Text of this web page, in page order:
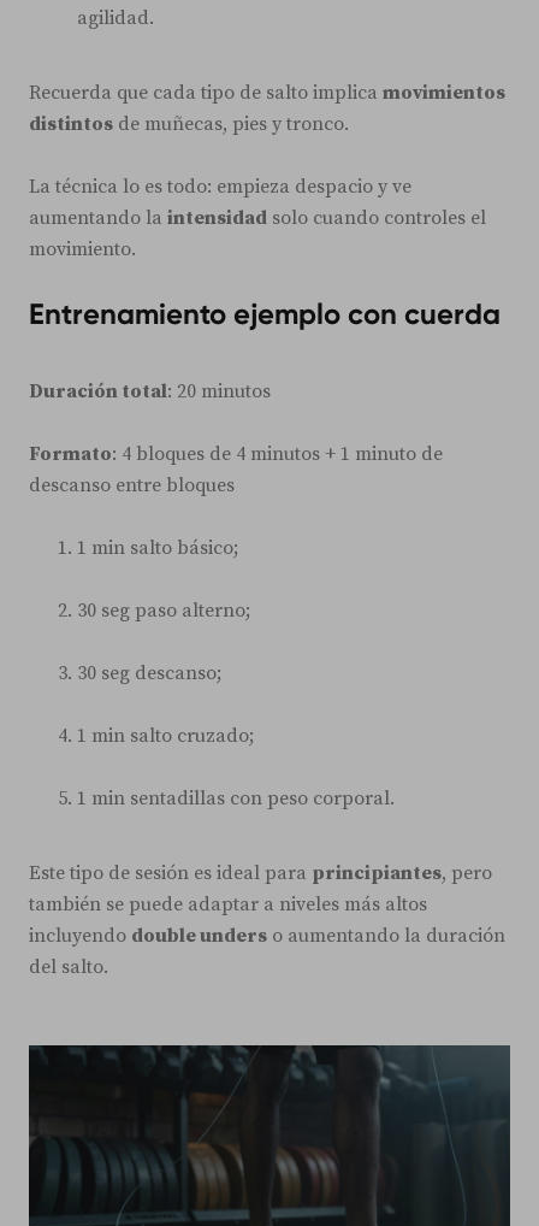
agilidad.
Recuerda que cada tipo de salto implica movimientos
distintos de muñecas, pies y tronco.
La técnica lo es todo: empieza despacio y ve
aumentando la intensidad solo cuando controles el
movimiento.
Entrenamiento ejemplo con cuerda
Duración total: 20 minutos
Formato: 4 bloques de 4 minutos + 1 minuto de
descanso entre bloques
1 min salto básico;
30 seg paso alterno;
30 seg descanso;
1 min salto cruzado;
1 min sentadillas con peso corporal.
Este tipo de sesión es ideal para principiantes, pero
también se puede adaptar a niveles más altos
incluyendo double unders o aumentando la duración
del salto.